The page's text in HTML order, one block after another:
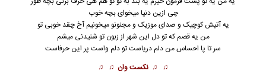
چی ازین دنیا میخوای بچه خوب
یه آتیش کوچیک و صدای موزیک و مجنونو میخونیم آخ چقد خوبی تو
من یه قصم که تو دل این شهر از زبون تو شنیدنی میشم
سر تا پا احساس من دلم دریاست تو دلم واست پر این حرفاست
♫ ♫ نکست وان ♫ ♫